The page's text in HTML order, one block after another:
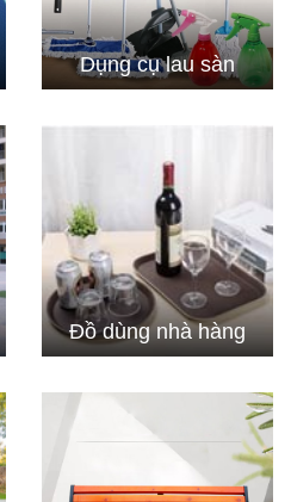
Dụng cụ lau sàn
Đồ dùng nhà hàng